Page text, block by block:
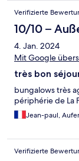
Verifizierte
10/10 –
4. Jan. 2024
Mit Google
très bon
bungalows très
périphérie de La
Jean-paul,
Verifizierte